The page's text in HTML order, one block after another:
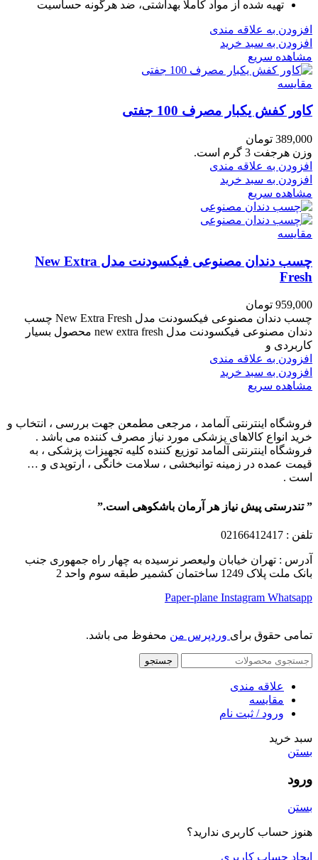
تهیه شده از مواد کاملا بهداشتی، ضد هرگونه حساسیت
افزودن به علاقه مندی
افزودن به سبد خرید
مشاهده سریع
مقایسه
کاور کفش یکبار مصرف 100 جفتی
389,000 تومان
وزن هرجفت 3 گرم است.
افزودن به علاقه مندی
افزودن به سبد خرید
مشاهده سریع
مقایسه
چسب دندان مصنوعی فیکسودنت مدل New Extra
Fresh
959,000 تومان
چسب دندان مصنوعی فیکسودنت مدل New Extra Fresh چسب
دندان مصنوعی فیکسودنت مدل new extra fresh محصول بسیار
کاربردی و
افزودن به علاقه مندی
افزودن به سبد خرید
مشاهده سریع
فروشگاه اینترنتی آلمامد ، مرجعی مطمعن جهت بررسی ، انتخاب و
خرید انواع کالاهای پزشکی مورد نیاز مصرف کننده می باشد .
فروشگاه اینترنتی آلمامد توزیع کننده کلیه تجهیزات پزشکی ، به
قیمت عمده در زمینه توانبخشی ، سلامت خانگی ، ارتوپدی و …
است .
” تندرستی پیش نیاز هر آرمان باشکوهی است.”
تلفن : 02166412417
آدرس : تهران خیابان ولیعصر نرسیده به چهار راه جمهوری جنب
بانک ملت پلاک 1249 ساختمان کشمیر طبقه سوم واحد 2
Paper-plane Instagram Whatsapp
تمامی حقوق برای وردپرس من محفوظ می باشد.
جستجو
علاقه مندی
مقایسه
ورود / ثبت نام
سبد خرید
بستن
ورود
بستن
هنوز حساب کاربری ندارید؟
ایجاد حساب کاربری